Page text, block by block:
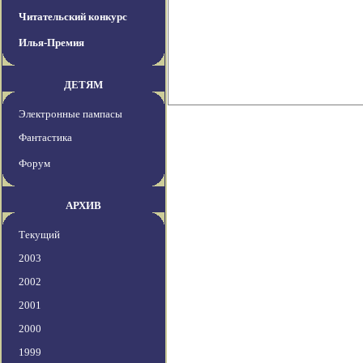
Читательский конкурс
Илья-Премия
ДЕТЯМ
Электронные пампасы
Фантастика
Форум
АРХИВ
Текущий
2003
2002
2001
2000
1999